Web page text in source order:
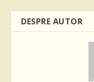
DESPRE AUTOR